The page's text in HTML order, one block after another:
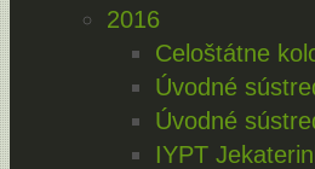
2016
Celoštátne
Úvodné
Úvodné
IYPT